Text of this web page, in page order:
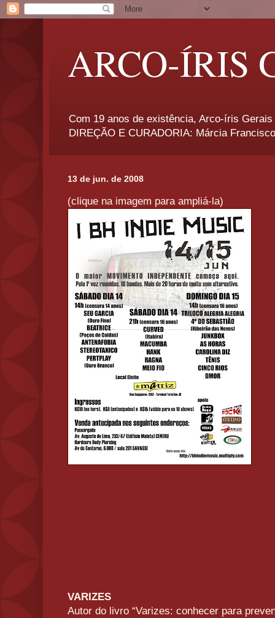
ARCO-ÍRIS
Com 19 anos de existência, Arco-íris
DIREÇÃO E CURADORIA: Márcia
13 de jun. de 2008
(clique na imagem para ampliá-la)
VARIZES
Autor do livro “Varizes: conhecer para